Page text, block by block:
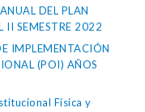
DEL PLAN
II SEMESTRE 2022
IMPLEMENTACIÓN
(POI) AÑOS
Física y